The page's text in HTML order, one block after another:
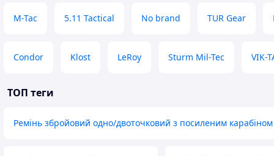
M-Tac 5.11 Tactical No brand TUR Gear
Condor Klost LeRoy Sturm Mil-Tec VIK-
ТОП теги
Ремінь збройовий одно/двоточковий з посиленим карабіном